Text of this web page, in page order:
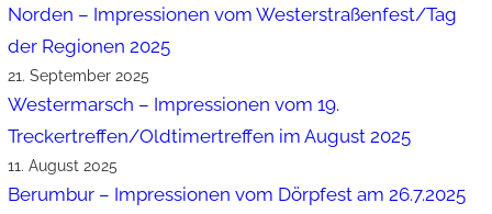
Norden – Impressionen vom Westerstraßenfest/Tag
der Regionen 2025
21. September 2025
Westermarsch – Impressionen vom 19.
Treckertreffen/Oldtimertreffen im August 2025
11. August 2025
Berumbur – Impressionen vom Dörpfest am 26.7.2025